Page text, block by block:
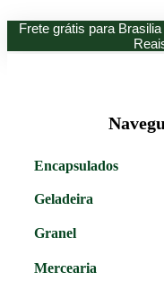
para
Frete grátis para
Encapsulados
Geladeira
Granel
Mercearia